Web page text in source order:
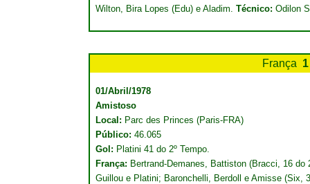
Wilton, Bira Lopes (Edu) e Aladim. Técnico: Odilon
França 1
01/Abril/1978
Amistoso
Local: Parc des Princes (Paris-FRA)
Público: 46.065
Gol: Platini 41 do 2º Tempo.
França: Bertrand-Demanes, Battiston (Bracci, 16
Guillou e Platini; Baronchelli, Berdoll e Amisse (Six,